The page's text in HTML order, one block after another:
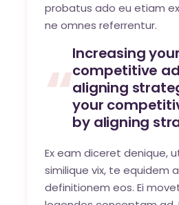
probatus ado eu etiam
ne omnes referrentur.
Increasing your
competitive
aligning
your
by aligning
Ex eam diceret denique,
similique vix, te equidem
definitionem eos. Ei